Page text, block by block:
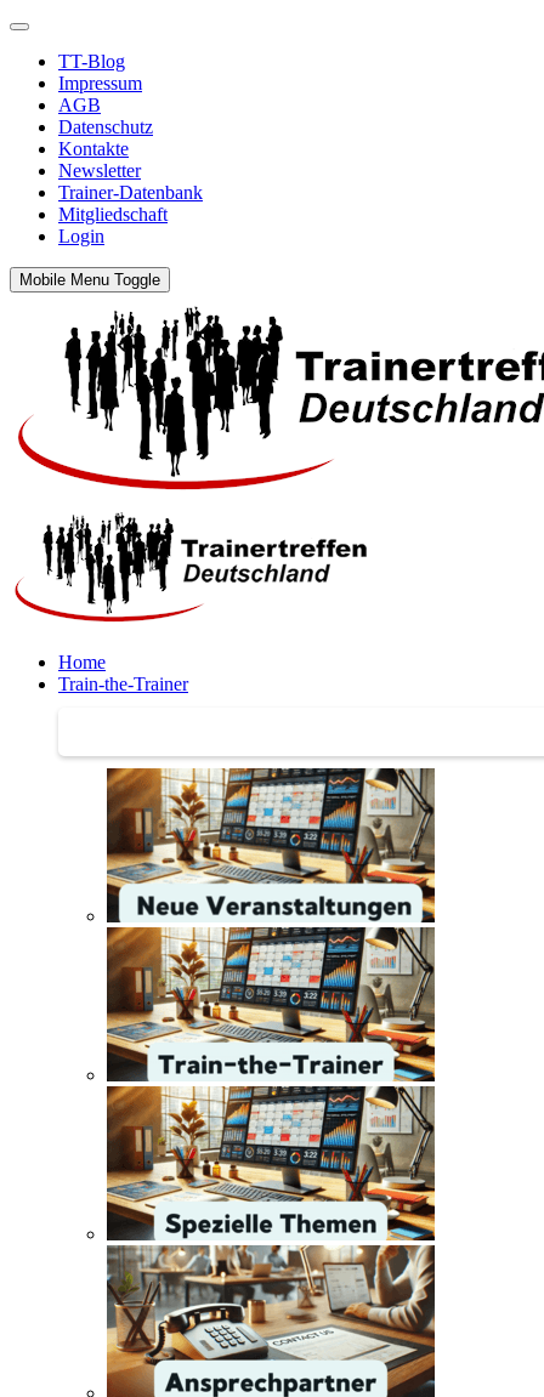
TT-Blog
Impressum
AGB
Datenschutz
Kontakte
Newsletter
Trainer-Datenbank
Mitgliedschaft
Login
Mobile Menu Toggle
Home
Train-the-Trainer